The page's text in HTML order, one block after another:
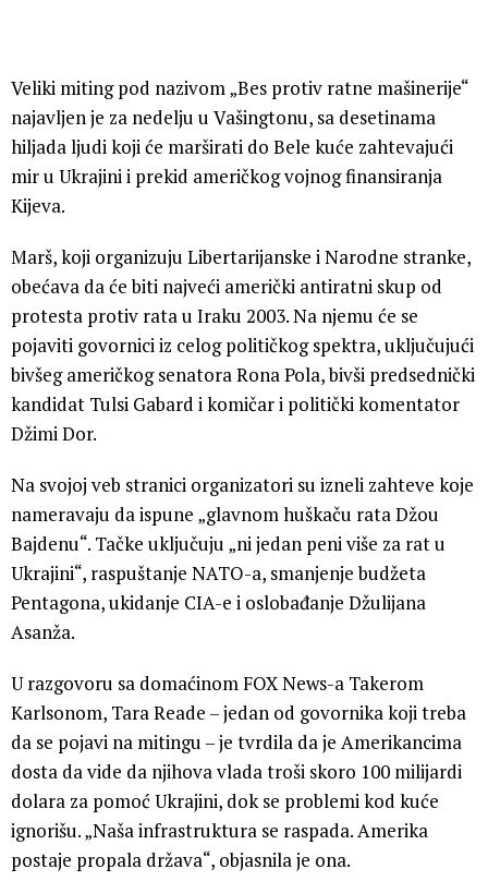
Veliki miting pod nazivom „Bes protiv ratne mašinerije“
najavljen je za nedelju u Vašingtonu, sa desetinama
hiljada ljudi koji će marširati do Bele kuće zahtevajući
mir u Ukrajini i prekid američkog vojnog finansiranja
Kijeva.
Marš, koji organizuju Libertarijanske i Narodne stranke,
obećava da će biti najveći američki antiratni skup od
protesta protiv rata u Iraku 2003. Na njemu će se
pojaviti govornici iz celog političkog spektra, uključujući
bivšeg američkog senatora Rona Pola, bivši predsednički
kandidat Tulsi Gabard i komičar i politički komentator
Džimi Dor.
Na svojoj veb stranici organizatori su izneli zahteve koje
nameravaju da ispune „glavnom huškaču rata Džou
Bajdenu“. Tačke uključuju „ni jedan peni više za rat u
Ukrajini“, raspuštanje NATO-a, smanjenje budžeta
Pentagona, ukidanje CIA-e i oslobađanje Džulijana
Asanža.
U razgovoru sa domaćinom FOX News-a Takerom
Karlsonom, Tara Reade – jedan od govornika koji treba
da se pojavi na mitingu – je tvrdila da je Amerikancima
dosta da vide da njihova vlada troši skoro 100 milijardi
dolara za pomoć Ukrajini, dok se problemi kod kuće
ignorišu. „Naša infrastruktura se raspada. Amerika
postaje propala država“, objasnila je ona.